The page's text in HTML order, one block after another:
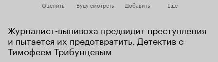
Оценить Буду смотреть Добавить Еще
Журналист-выпивоха предвидит преступления
и пытается их предотвратить. Детектив с
Тимофеем Трибунцевым